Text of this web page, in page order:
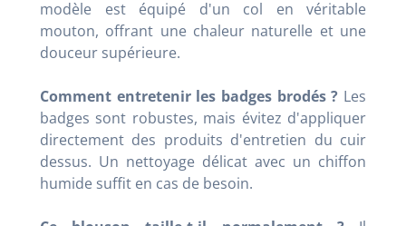
modèle est équipé d'un col en véritable
mouton, offrant une chaleur naturelle et une
douceur supérieure.
Comment entretenir les badges brodés ? Les
badges sont robustes, mais évitez d'appliquer
directement des produits d'entretien du cuir
dessus. Un nettoyage délicat avec un chiffon
humide suffit en cas de besoin.